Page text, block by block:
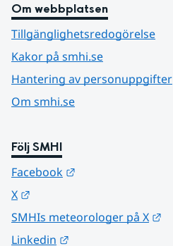
Om webbplatsen
Tillgänglighetsredogörelse
Kakor på smhi.se
Hantering av personuppgifter
Om smhi.se
Följ SMHI
Facebook
X
SMHIs meteorologer på X
Linkedin